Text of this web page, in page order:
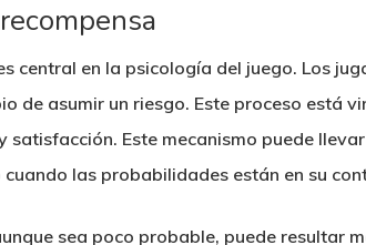
central en la psicología del juego. Los
de asumir un riesgo. Este proceso está
satisfacción. Este mecanismo puede
las probabilidades están en su
sea poco probable, puede resultar